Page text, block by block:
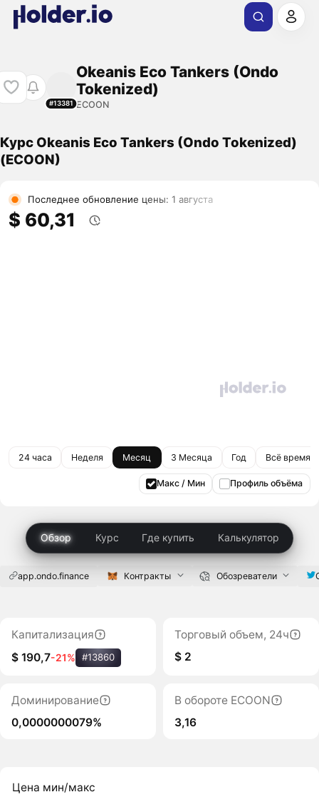
#13381
Okeanis Eco Tankers (Ondo
Tokenized)
ECOON
Курс Okeanis Eco Tankers (Ondo Tokenized)
(ECOON)
Последнее обновление цены: 1 августа
$ 60,31
24 часа Неделя Месяц 3 Месяца Год Всё время
Макс / Мин Профиль объёма
Обзор Курс Где купить Калькулятор
app.ondo.finance Контракты Обозреватели
Капитализация
$ 190,7-21% #13860
Торговый объем, 24ч
$ 2
Доминирование
0,0000000079%
В обороте ECOON
3,16
Цена мин/макс